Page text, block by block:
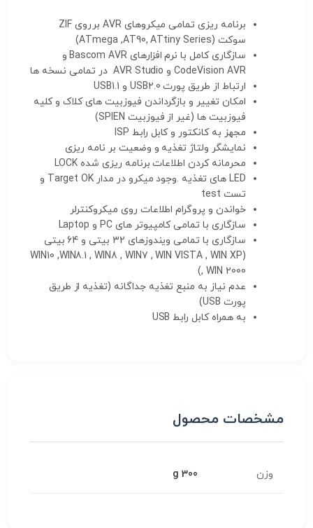
برنامه ریزی تمامی میکروهای AVR برروی ZIF
سوکت (ATmega ,AT90, ATtiny Series)
سازگاری کامل با نرم افزارهای Bascom AVR و
CodeVision AVR و AVR Studio در تمامی نسخه ها
ارتباط از طریق پورت USB2.0 و USB1.1
امکان تغییر و بازگرداندن فیوزبیت های کلاک و کلیه
فیوزبیت ها (غیر از فیوزبیت SPIEN)
مجهز به کانکتور و کابل رابط ISP
نمایشگر ولتاژ تغذیه و وضعیت بر نامه ریزی
محرمانه کردن اطلاعات برنامه ریزی شده LOCK
LED های تغذیه .وجود میکرو در مدار Target OK و
تست test
خواندن و پروگرام اطلاعات روی میکروکنترلر
سازگاری با تمامی کامپیوتر های PC و Laptop
سازگاری با تمامی ویندوزهای 32 بیتی و 64 بیتی
(WIN10 ,WIN8.1 , WIN8 , WIN7 , WIN VISTA , WIN XP
, WIN 2000)
عدم نیاز به منبع تغذیه جداگانه (تغذیه از طریق
پورت USB)
به همراه کابل رابط USB
مشخصات محصول
وزن 300 g